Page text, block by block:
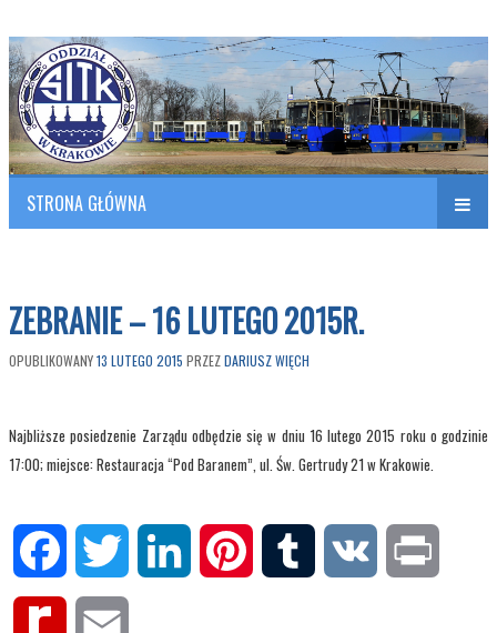
SITK RP Oddział w KRAKOWIE
Polish Association of Engineers & Technicians of Transportation
STRONA GŁÓWNA
ZEBRANIE – 16 LUTEGO 2015R.
OPUBLIKOWANY13 LUTEGO 2015 PRZEZDARIUSZ WIĘCH
Najbliższe posiedzenie Zarządu odbędzie się w dniu 16 lutego 2015 roku o godzinie
17:00; miejsce: Restauracja “Pod Baranem”, ul. Św. Gertrudy 21 w Krakowie.
Facebook Twitter LinkedIn Pinterest Tumblr VK
Rediff